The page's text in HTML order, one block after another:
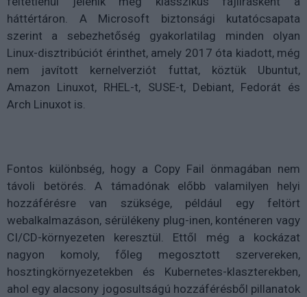
háttértáron. A Microsoft biztonsági kutatócsapata
szerint a sebezhetőség gyakorlatilag minden olyan
Linux-disztribúciót érinthet, amely 2017 óta kiadott, még
nem javított kernelverziót futtat, köztük Ubuntut,
Amazon Linuxot, RHEL-t, SUSE-t, Debiant, Fedorát és
Arch Linuxot is.
Fontos különbség, hogy a Copy Fail önmagában nem
távoli betörés. A támadónak előbb valamilyen helyi
hozzáférésre van szüksége, például egy feltört
webalkalmazáson, sérülékeny plug-inen, konténeren vagy
CI/CD-környezeten keresztül. Ettől még a kockázat
nagyon komoly, főleg megosztott szervereken,
hosztingkörnyezetekben és Kubernetes-klaszterekben,
ahol egy alacsony jogosultságú hozzáférésből pillanatok